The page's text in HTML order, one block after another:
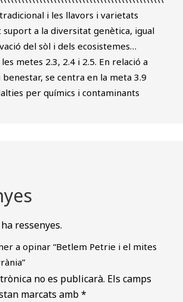
i les llavors i varietats
suport a la diversitat genètica, igual
del sòl i dels ecosistemes…
metes 2.3, 2.4 i 2.5. En relació a
benestar, se centra en la meta 3.9
per químics i contaminants
ressenyes.
a opinar “Betlem Petrie i el mites
no es publicarà. Els camps
marcats amb*